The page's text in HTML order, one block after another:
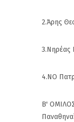
2.Άρης
3.Νηρέας
4.ΝΟ
Β'